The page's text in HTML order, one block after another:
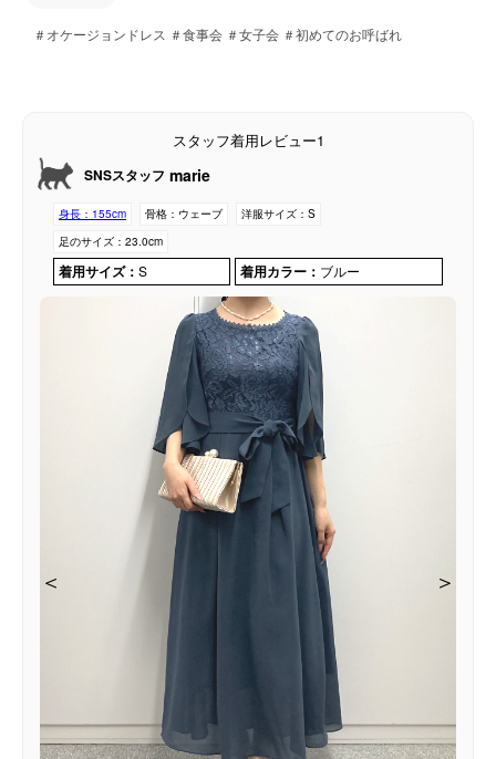
＃オケージョンドレス ＃食事会 ＃女子会 ＃初めてのお呼ばれ
スタッフ着用レビュー1
SNSスタッフ marie
身長： 155cm 骨格： ウェーブ 洋服サイズ： S
足のサイズ： 23.0cm
着用サイズ： S 着用カラー： ブルー
＜ ＞
＜ ＞
＜ ＞
＜ ＞